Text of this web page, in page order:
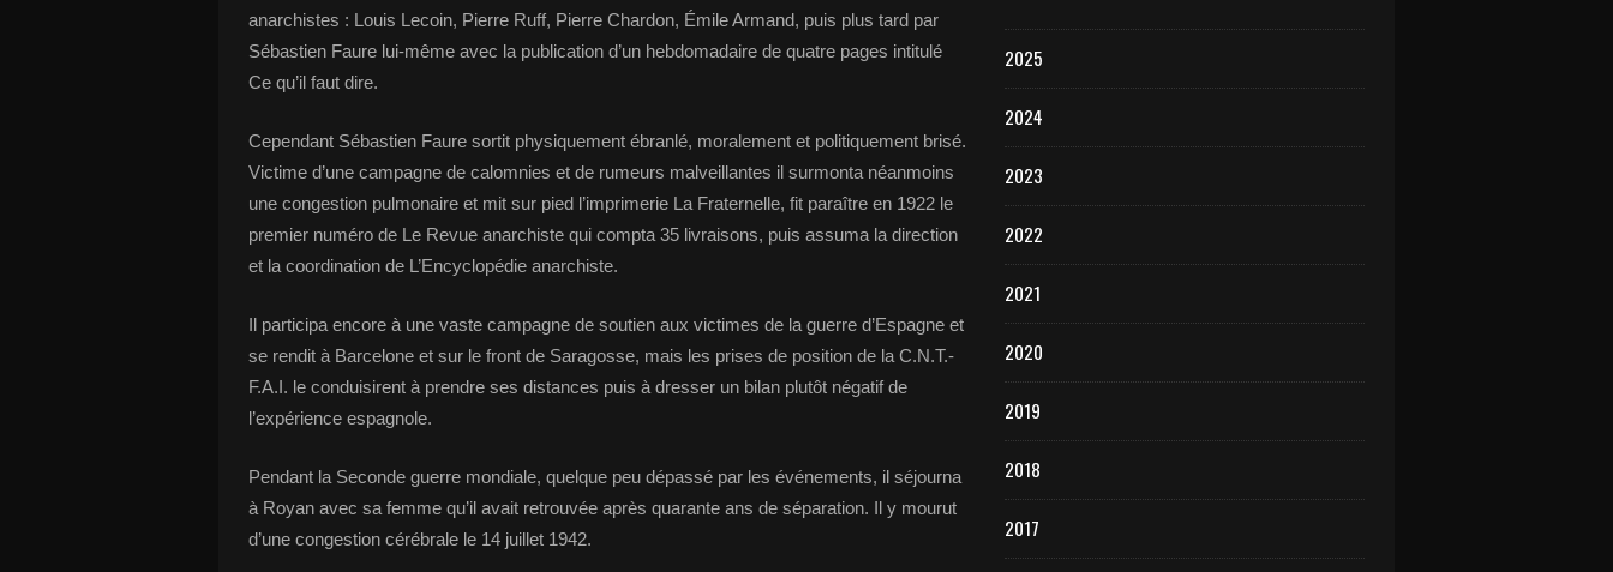
anarchistes : Louis Lecoin, Pierre Ruff, Pierre Chardon, Émile Armand, puis plus tard par
Sébastien Faure lui-même avec la publication d’un hebdomadaire de quatre pages intitulé
Ce qu’il faut dire.
Cependant Sébastien Faure sortit physiquement ébranlé, moralement et politiquement brisé.
Victime d’une campagne de calomnies et de rumeurs malveillantes il surmonta néanmoins
une congestion pulmonaire et mit sur pied l’imprimerie La Fraternelle, fit paraître en 1922 le
premier numéro de Le Revue anarchiste qui compta 35 livraisons, puis assuma la direction
et la coordination de L’Encyclopédie anarchiste.
Il participa encore à une vaste campagne de soutien aux victimes de la guerre d’Espagne et
se rendit à Barcelone et sur le front de Saragosse, mais les prises de position de la C.N.T.-
F.A.I. le conduisirent à prendre ses distances puis à dresser un bilan plutôt négatif de
l’expérience espagnole.
Pendant la Seconde guerre mondiale, quelque peu dépassé par les événements, il séjourna
à Royan avec sa femme qu’il avait retrouvée après quarante ans de séparation. Il y mourut
d’une congestion cérébrale le 14 juillet 1942.
2025
2024
2023
2022
2021
2020
2019
2018
2017